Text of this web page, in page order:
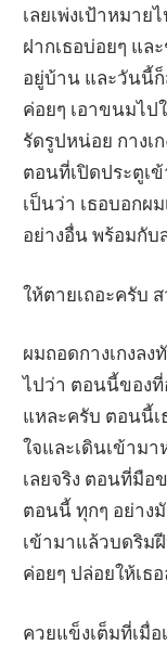
เลยเพ่งเป้าหมา
ฝากเธอบ่อยๆ แล
อยู่บ้าน และวันนี้
ค่อยๆ เอาขนมไป
รัดรูปหน่อย กางเ
ตอนที่เปิดประตูเ
เป็นว่า เธอบอกผ
อย่างอื่น พร้อมกั
ให้ตายเถอะครับ
ผมถอดกางเกงล
ไปว่า ตอนนี้ของ
แหละครับ ตอนนี้เ
ใจและเดินเข้าม
เลยจริง ตอนที่มือ
ตอนนี้ ทุกๆ อย่าง
เข้ามาแล้วบดริม
ค่อยๆ ปล่อยให้เธ
ควยแข็งเต็มที่เมื่